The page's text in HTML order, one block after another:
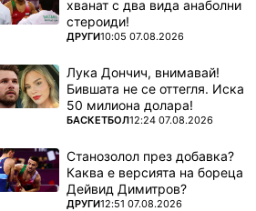
хванат с два вида анаболни
стероиди!
ПОВЕЧЕ ОТ
ДРУГИ10:05 07.08.2026
Лука Дончич, внимавай!
Бившата не се оттегля. Иска
50 милиона долара!
ПОВЕЧЕ ОТ
БАСКЕТБОЛ12:24 07.08.2026
Станозолол през добавка?
Каква е версията на бореца
Дейвид Димитров?
ПОВЕЧЕ ОТ
ДРУГИ12:51 07.08.2026